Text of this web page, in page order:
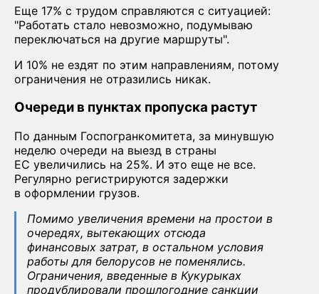
Еще 17% с трудом справляются с ситуацией:
"Работать стало невозможно, подумываю
переключаться на другие маршруты".
И 10% не ездят по этим направлениям, потому
ограничения не отразились никак.
Очереди в пунктах пропуска растут
По данным Госпогранкомитета, за минувшую
неделю очереди на выезд в страны
ЕС увеличились на 25%. И это еще не все.
Регулярно регистрируются задержки
в оформлении грузов.
Помимо увеличения времени на простои в
очередях, вытекающих отсюда
финансовых затрат, в остальном условия
работы для белорусов не поменялись.
Ограничения, введенные в Кукурыках
продублировали прошлогодние санкции